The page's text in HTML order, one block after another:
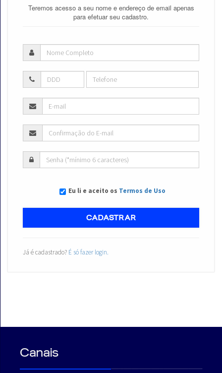
Teremos acesso a seu nome e endereço de email apenas
para efetuar seu cadastro.
Eu li e aceito os Termos de Uso
CADASTRAR
Já é cadastrado? É só fazer login.
Canais